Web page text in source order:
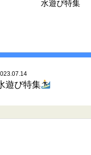
水遊び特集
遊び特集